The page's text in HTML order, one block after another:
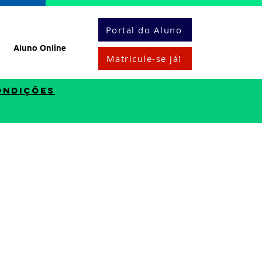
Aluno Online
Portal do Aluno
Matricule-se já!